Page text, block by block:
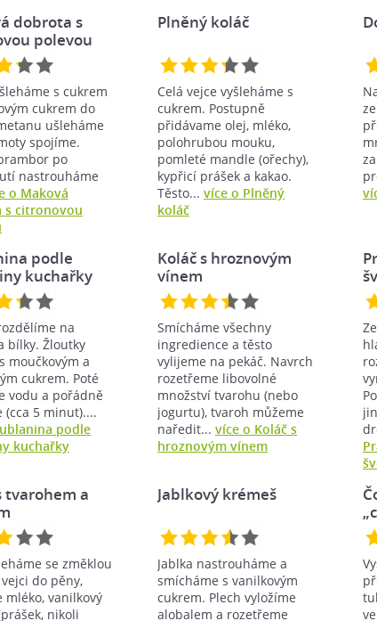
dobrota s
polevou
s cukrem
cukrem do
ušleháme
spojíme.
po
nastrouháme
o Maková
s citronovou
Plněný koláč
Celá vejce vyšleháme s
cukrem. Postupně
přidávame olej, mléko,
polohrubou mouku,
pomleté mandle (ořechy),
kypřicí prášek a kakao.
Těsto... více o Plněný
koláč
podle
kuchařky
na
bílky. Žloutky
moučkovým a
cukrem. Poté
vodu a pořádně
(cca 5 minut)....
podle
kuchařky
Koláč s hroznovým
vínem
Smícháme všechny
ingredience a těsto
vylijeme na pekáč. Navrch
rozetřeme libovolné
množství tvarohu (nebo
jogurtu), tvaroh můžeme
naředit... více o Koláč s
hroznovým vínem
tvarohem a
se změklou
do pěny,
mléko, vanilkový
nikoli
Jablkový krémeš
Jablka nastrouháme a
smícháme s vanilkovým
cukrem. Plech vyložíme
alobalem a rozetřeme